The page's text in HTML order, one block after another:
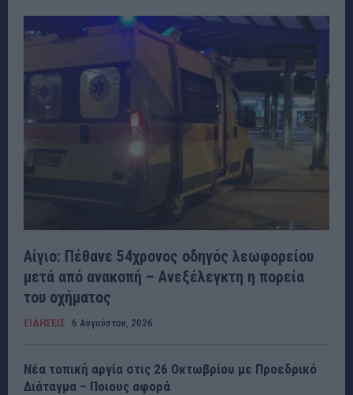
Αίγιο: Πέθανε 54χρονος οδηγός λεωφορείου
μετά από ανακοπή – Ανεξέλεγκτη η πορεία
του οχήματος
ΕΙΔΗΣΕΙΣ 6 Αυγούστου, 2026
Νέα τοπική αργία στις 26 Οκτωβρίου με Προεδρικό
Διάταγμα – Ποιους αφορά